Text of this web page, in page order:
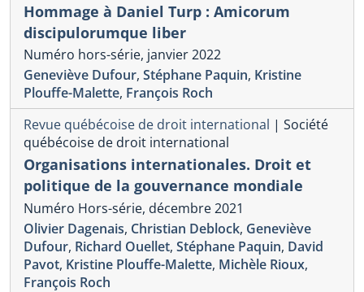
Hommage à Daniel Turp : Amicorum
discipulorumque liber
Numéro hors-série, janvier 2022
Geneviève Dufour, Stéphane Paquin, Kristine
Plouffe-Malette, François Roch
Revue québécoise de droit international | Société
québécoise de droit international
Organisations internationales. Droit et
politique de la gouvernance mondiale
Numéro Hors-série, décembre 2021
Olivier Dagenais, Christian Deblock, Geneviève
Dufour, Richard Ouellet, Stéphane Paquin, David
Pavot, Kristine Plouffe-Malette, Michèle Rioux,
François Roch